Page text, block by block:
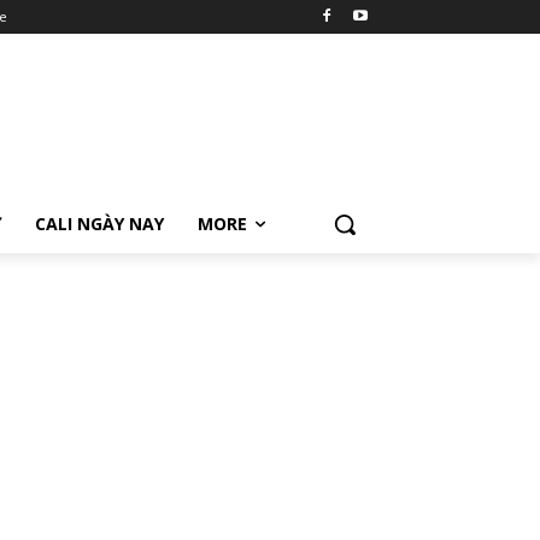
CALI NGÀY NAY MORE